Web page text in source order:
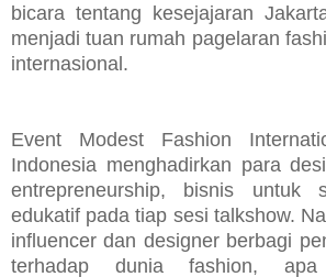
bicara tentang kesejajaran
menjadi tuan rumah pagelaran
internasional.
Event Modest Fashion
Indonesia menghadirkan para
entrepreneurship, bisnis untuk
edukatif pada tiap sesi talkshow.
influencer dan designer berbagi
terhadap dunia fashion,